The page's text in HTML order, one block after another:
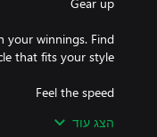
your winnings. Find
traffic and drifting
הצג עוד